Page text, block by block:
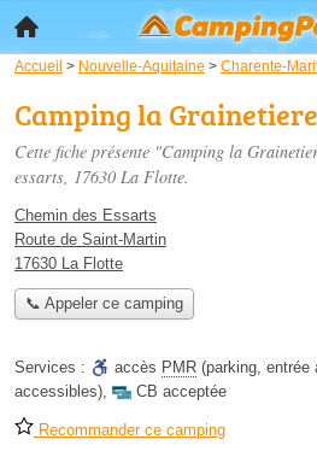
Accueil > Nouvelle-Aquitaine > Charente-
Camping la Grainetiere
Cette fiche présente "Camping la
essarts, 17630 La Flotte.
Chemin des Essarts
Route de Saint-Martin
17630 La Flotte
📞 Appeler ce camping
Services : accès PMR (parking, entrée
accessibles), CB acceptée
Recommander ce camping